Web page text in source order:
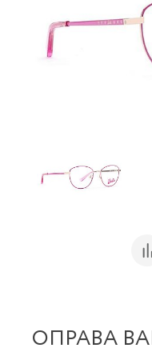
ОПРАВА